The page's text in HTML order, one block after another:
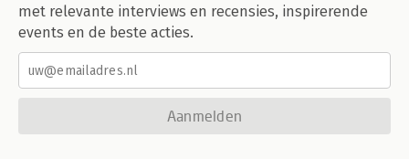
met relevante interviews en recensies, inspirerende
events en de beste acties.
Aanmelden